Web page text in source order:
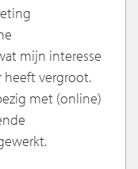
mijn interesse
heeft vergroot.
met (online)